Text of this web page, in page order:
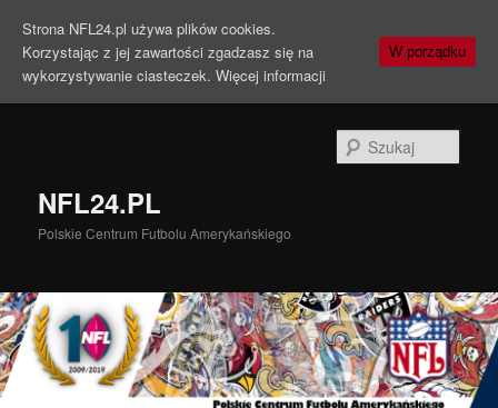
NFL24.PL
Polskie Centrum Futbolu Amerykańskiego
Strona NFL24.pl używa plików cookies.
Korzystając z jej zawartości zgadzasz się na
wykorzystywanie ciasteczek. Więcej informacji
W porządku